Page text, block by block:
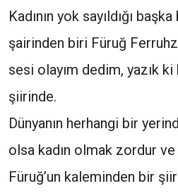
Kadının yok sayıldığı
şairinden biri Füruğ
sesi olayım dedim, yazık ki
şiirinde.
Dünyanın herhangi bir
olsa kadın olmak zordur
Füruğ’un kaleminden bir